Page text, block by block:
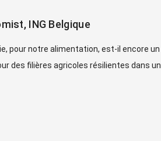
ING Belgique
pour notre alimentation, est-il encore un
des filières agricoles résilientes dans un